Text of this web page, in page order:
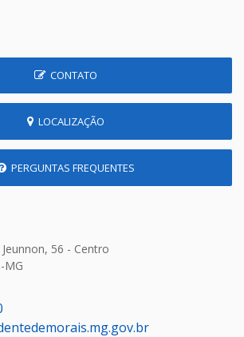
CONTATO
LOCALIZAÇÃO
PERGUNTAS FREQUENTES
56 - Centro
MG